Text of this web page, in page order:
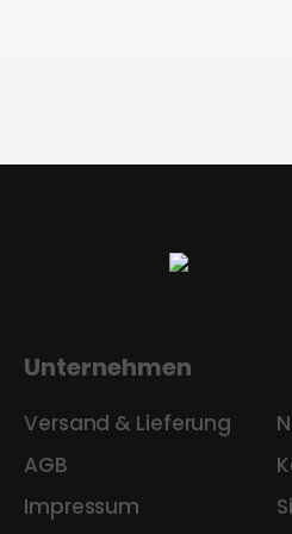
Unternehmen
Versand & Lieferung
AGB
Impressum